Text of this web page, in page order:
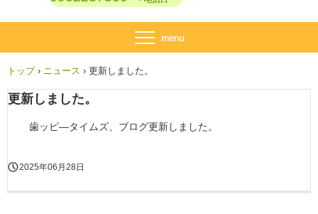
トップ › ニュース › 更新しました。
更新しました。
歯ッピ―タイムズ、ブログ更新しました。
2025年06月28日